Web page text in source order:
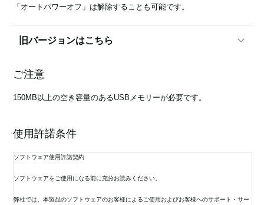
Social Media
「オートパワーオフ」は解除することも可能です。
旧バージョンはこちら
1.5.0
した（HDMIビデオ出力製品のみ）。
1.4.0
- Video Outページを変更しました。
加しました。
ご注意
150MB以上の空き容量のあるUSBメモリーが必要です。
使用許諾条件
ソフトウェア使用許諾契約
ソフトウェアをご使用になる前に充分お読みください。
弊社では、本製品のソフトウェアのお客様によるご使用およびお客様へのサポート・サー